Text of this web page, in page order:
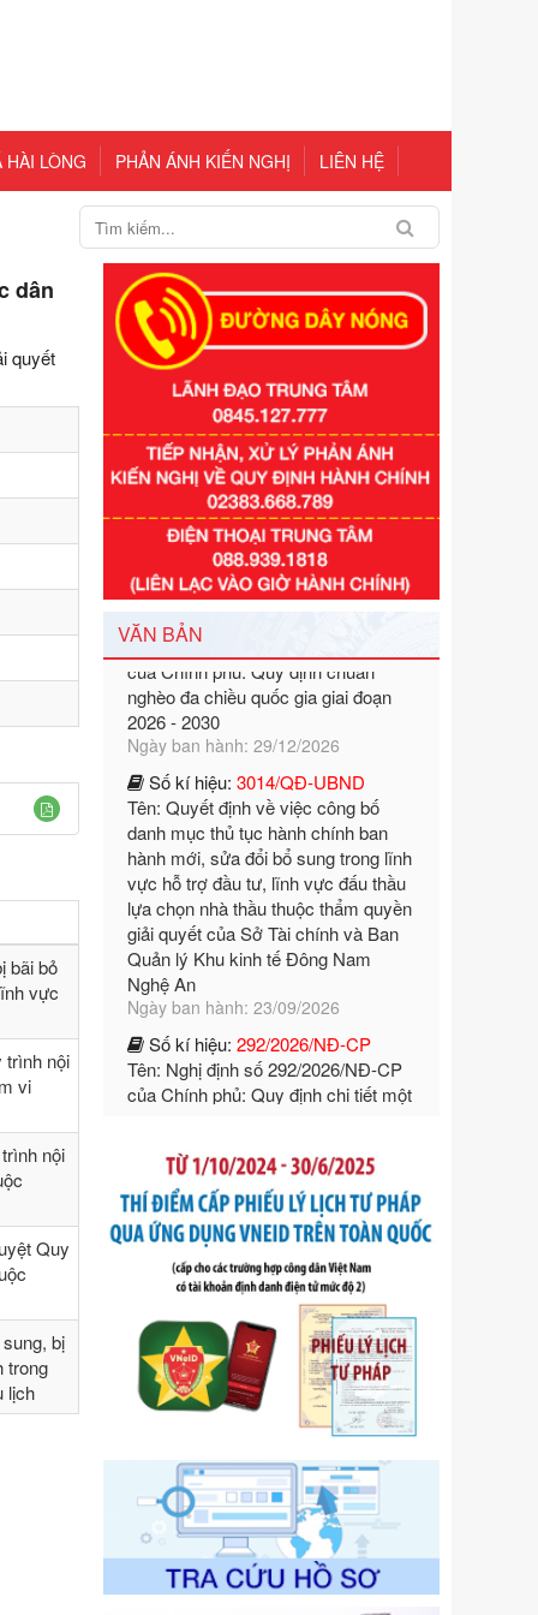
HÀI LÒNG PHẢN ÁNH KIẾN NGHỊ LIÊN HỆ
dân
quyết
bãi bỏ
vực
trình nội
vi
nội
Quy
bị
trong
lịch
VĂN BẢN
Số kí hiệu:351/2025/NĐ-CP
Tên: Nghị định số 351/2025/NĐ-CP
của Chính phủ: Quy định chuẩn
nghèo đa chiều quốc gia giai đoạn
2026 - 2030
Ngày ban hành: 29/12/2026
Số kí hiệu:3014/QĐ-UBND
Tên: Quyết định về việc công bố
danh mục thủ tục hành chính ban
hành mới, sửa đổi bổ sung trong lĩnh
vực hỗ trợ đầu tư, lĩnh vực đấu thầu
lựa chọn nhà thầu thuộc thẩm quyền
giải quyết của Sở Tài chính và Ban
Quản lý Khu kinh tế Đông Nam
Nghệ An
Ngày ban hành: 23/09/2026
Số kí hiệu:292/2026/NĐ-CP
Tên: Nghị định số 292/2026/NĐ-CP
của Chính phủ: Quy định chi tiết một
số điều và biện pháp để tổ chức,
hướng dẫn thi hành Luật Quản lý
ngoại thương
Số kí hiệu:292/2026/NĐ-CP
Tên: Nghị định số 292/2026/NĐ-CP
của Chính phủ: Quy định chi tiết một
số điều và biện pháp để tổ chức,
hướng dẫn thi hành Luật Quản lý
ngoại thương
Ngày ban hành: 21/07/2026
Số kí hiệu: 105/2026/TT-BTC
Tên: Thông tư số 105/2026/TT-BTC
của Bộ Tài chính: Bãi bỏ Thông tư số
87/2019/TT- BТC ngày 19 tháng 12
chính hướng dẫn thực hiện xử phạt
vi phạm hành chính trong lĩnh vực
kho bạc nhà nước
Ngày ban hành: 21/07/2026
Số kí hiệu:291/2026/NĐ-CP
Tên: Nghị định số 291/2026/NĐ-CP